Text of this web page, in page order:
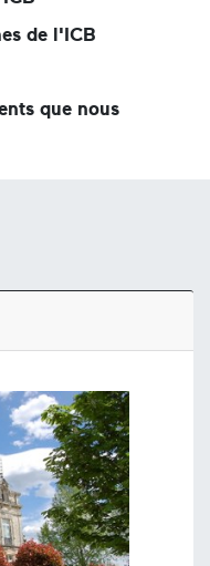
de l'ICB
que nous